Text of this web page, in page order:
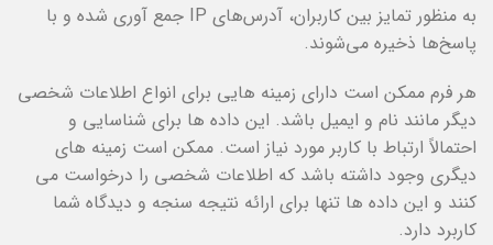
به منظور تمایز بین کاربران، آدرس‌های IP جمع آوری شده و با
پاسخ‌ها ذخیره می‌شوند.
هر فرم ممکن است دارای زمینه هایی برای انواع اطلاعات شخصی
دیگر مانند نام و ایمیل باشد. این داده ها برای شناسایی و
احتمالاً ارتباط با کاربر مورد نیاز است. ممکن است زمینه های
دیگری وجود داشته باشد که اطلاعات شخصی را درخواست می
کنند و این داده ها تنها برای ارائه نتیجه سنجه و دیدگاه شما
کاربرد دارد.